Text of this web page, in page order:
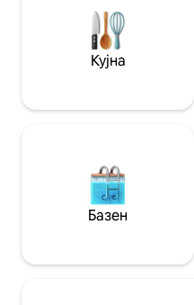
можности. Со среќа! Во
мобилен прием 5G. БЕЗ WIFI, БЕЗ
ТЕЛЕВИЗОР, Забрането е пушење воКујна
Базен